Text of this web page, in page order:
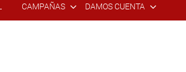
CAMPAÑAS DAMOS CUENTA